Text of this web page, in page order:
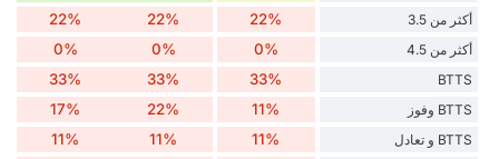
أكثر من 3.5 22%
22%
22%
أكثر من 4.5 0%
0%
0%
BTTS
33%
33%
33%
BTTS وفوز 11%
22%
17%
BTTS و تعادل 11%
11%
11%